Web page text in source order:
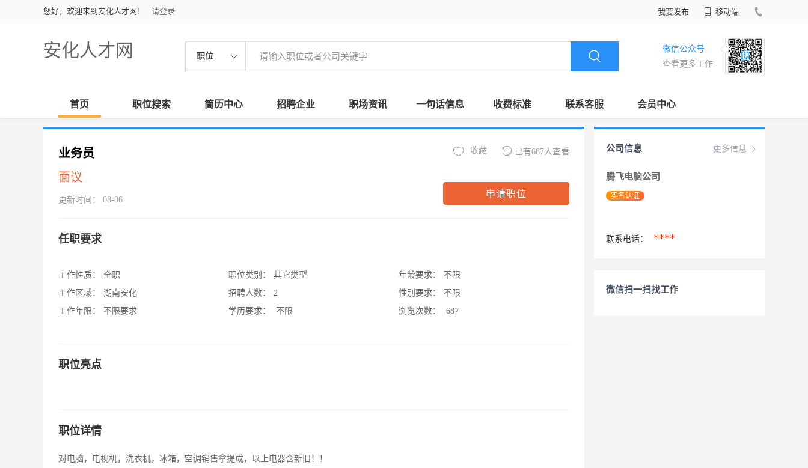
您好，欢迎来到安化人才网！ 请登录 我要发布 移动端
安化人才网 职位
微信公众号
查看更多工作
首页 职位搜索 简历中心 招聘企业 职场资讯 一句话信息 收费标准 联系客服 会员中心
业务员
面议
更新时间： 08-06
已有687人查看
收藏
申请职位
任职要求
工作性质：
全职
工作区域：
湖南安化
工作年限：
不限要求
职位类别：
其它类型
招聘人数：
2
学历要求：
不限
年龄要求：
不限
性别要求：
不限
浏览次数：
687
职位亮点
职位详情
对电脑，电视机，洗衣机，冰箱，空调销售拿提成，以上电器含新旧！！
更多信息
公司信息
腾飞电脑公司
实名认证
联系电话： ****
微信扫一扫找工作